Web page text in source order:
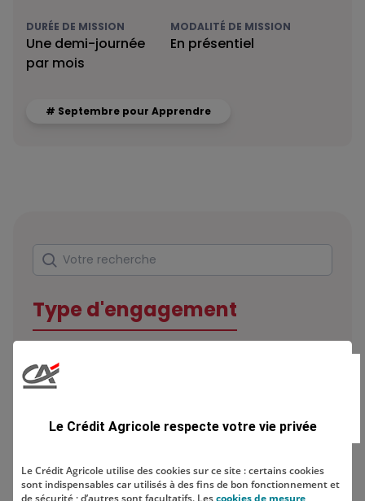
DURÉE DE MISSION
Une demi-journée
par mois
MODALITÉ DE MISSION
En présentiel
# Septembre pour Apprendre
Rechercher
Votre recherche
Type d'engagement
Le Crédit Agricole respecte votre vie privée
Le Crédit Agricole utilise des cookies sur ce site : certains cookies
sont indispensables car utilisés à des fins de bon fonctionnement et
de sécurité ; d’autres sont facultatifs. Lescookies de mesure